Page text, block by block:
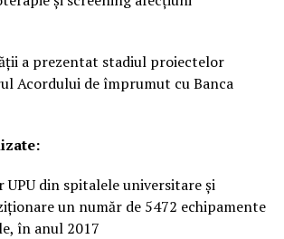
a prezentat stadiul proiectelor
Acordului de împrumut cu Banca
UPU din spitalele universitare și
un număr de 5472 echipamente
în anul 2017